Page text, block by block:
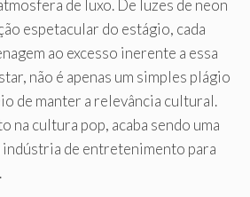
de luxo. De luzes de neon
espetacular do estágio, cada
ao excesso inerente a essa
não é apenas um simples plágio
de manter a relevância cultural.
na cultura pop, acaba sendo uma
indústria de entretenimento para